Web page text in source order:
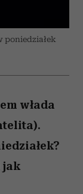
poniedziałek
włada
jak